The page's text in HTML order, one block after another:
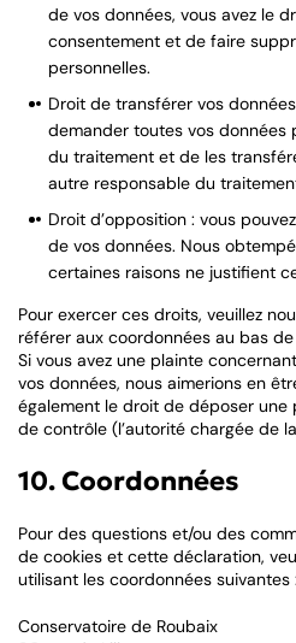
de vos données, vous avez le
consentement et de faire
personnelles.
Droit de transférer vos
demander toutes vos données
du traitement et de les
autre responsable du
Droit d’opposition : vous
de vos données. Nous
certaines raisons ne justifient
Pour exercer ces droits, veuillez
référer aux coordonnées au bas
Si vous avez une plainte
vos données, nous aimerions en
également le droit de déposer une
de contrôle (l’autorité chargée de
10. Coordonnées
Pour des questions et/ou des
de cookies et cette déclaration,
utilisant les coordonnées suivantes :
Conservatoire de Roubaix